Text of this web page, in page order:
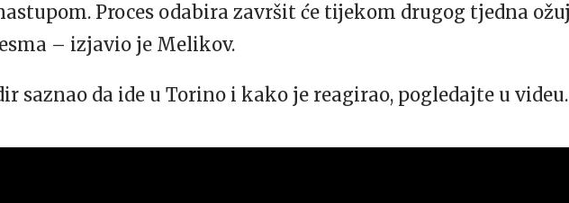
Proces odabira završit će tijekom drugog tjedna
– izjavio je Melikov.
saznao da ide u Torino i kako je reagirao, pogledajte u videu.